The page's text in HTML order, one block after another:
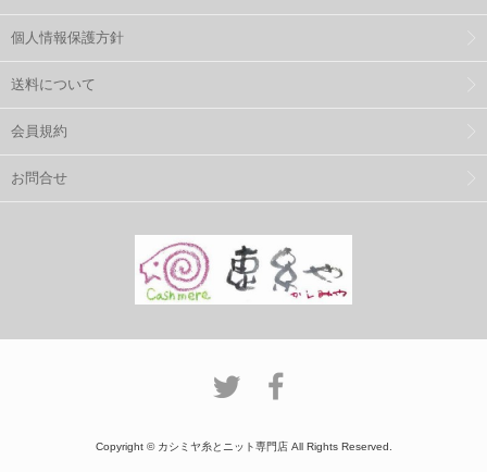
個人情報保護方針
送料について
会員規約
お問合せ
Copyright © カシミヤ糸とニット専門店 All Rights Reserved.